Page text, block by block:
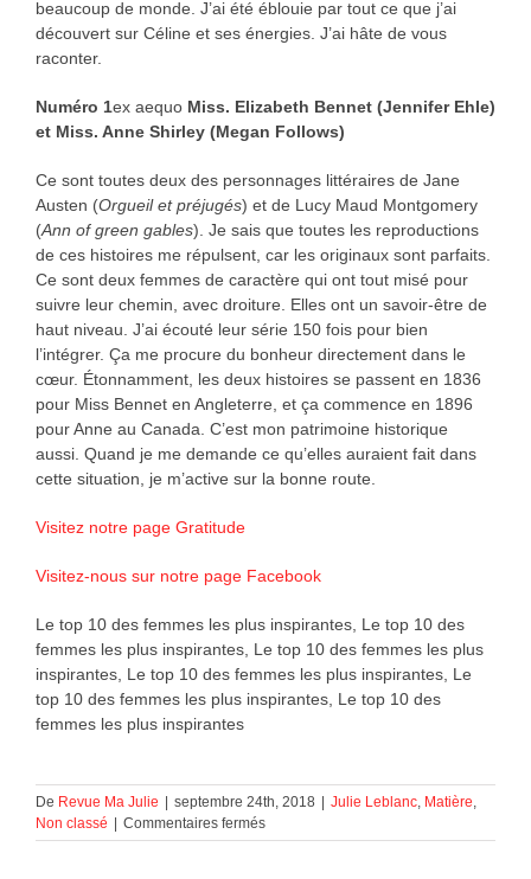
beaucoup de monde. J’ai été éblouie par tout ce que j’ai
découvert sur Céline et ses énergies. J’ai hâte de vous
raconter.
Numéro 1ex aequo Miss. Elizabeth Bennet (Jennifer Ehle)
et Miss. Anne Shirley (Megan Follows)
Ce sont toutes deux des personnages littéraires de Jane
Austen (Orgueil et préjugés) et de Lucy Maud Montgomery
(Ann of green gables). Je sais que toutes les reproductions
de ces histoires me répulsent, car les originaux sont parfaits.
Ce sont deux femmes de caractère qui ont tout misé pour
suivre leur chemin, avec droiture. Elles ont un savoir-être de
haut niveau. J’ai écouté leur série 150 fois pour bien
l’intégrer. Ça me procure du bonheur directement dans le
cœur. Étonnamment, les deux histoires se passent en 1836
pour Miss Bennet en Angleterre, et ça commence en 1896
pour Anne au Canada. C’est mon patrimoine historique
aussi. Quand je me demande ce qu’elles auraient fait dans
cette situation, je m’active sur la bonne route.
Visitez notre page Gratitude
Visitez-nous sur notre page Facebook
Le top 10 des femmes les plus inspirantes, Le top 10 des
femmes les plus inspirantes, Le top 10 des femmes les plus
inspirantes, Le top 10 des femmes les plus inspirantes, Le
top 10 des femmes les plus inspirantes, Le top 10 des
femmes les plus inspirantes
De Revue Ma Julie septembre 24th, 2018 Julie Leblanc, Matière,
Non classé
Commentaires ferméssur
Le